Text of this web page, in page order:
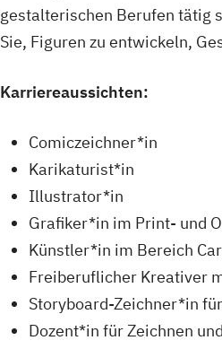
gestalterischen Berufen tätig
Sie, Figuren zu entwickeln,
Karriereaussichten:
Comiczeichner*in
Karikaturist*in
Illustrator*in
Grafiker*in im Print- und
Künstler*in im Bereich
Freiberuflicher Kreativer
Storyboard-Zeichner*in
Dozent*in für Zeichnen